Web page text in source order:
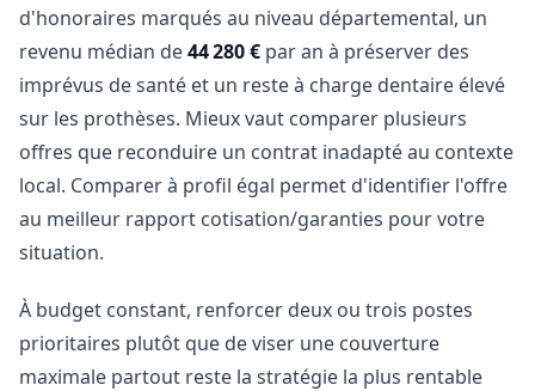
d'honoraires marqués au niveau départemental, un
revenu médian de44 280 € par an à préserver des
imprévus de santé et un reste à charge dentaire élevé
sur les prothèses. Mieux vaut comparer plusieurs
offres que reconduire un contrat inadapté au contexte
local. Comparer à profil égal permet d'identifier l'offre
au meilleur rapport cotisation/garanties pour votre
situation.
À budget constant, renforcer deux ou trois postes
prioritaires plutôt que de viser une couverture
maximale partout reste la stratégie la plus rentable